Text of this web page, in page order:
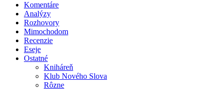
Komentáre
Analýzy
Rozhovory
Mimochodom
Recenzie
Eseje
Ostatné
Kniháreň
Klub Nového Slova
Rôzne